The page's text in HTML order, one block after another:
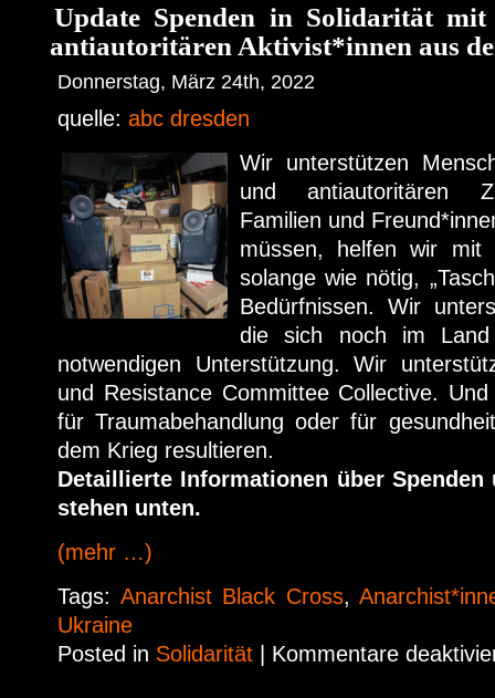
Update Spenden in Solidarität mit
antiautoritären Aktivist*innen aus
Donnerstag, März 24th, 2022
quelle: abc dresden
Wir unterstützen
und antiautoritären
Familien und
müssen, helfen wir mit
solange wie nötig,
Bedürfnissen. Wir
die sich noch im Land
notwendigen Unterstützung. Wir
und Resistance Committee Collective.
für Traumabehandlung oder für
dem Krieg resultieren.
Detaillierte Informationen über Spenden
stehen unten.
(mehr …)
Tags: Anarchist Black Cross,
Ukraine
Posted in Solidarität Kommentare